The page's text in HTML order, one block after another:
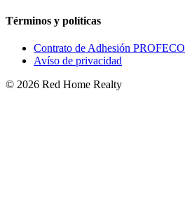
Términos y políticas
Contrato de Adhesión PROFECO
Avíso de privacidad
© 2026 Red Home Realty